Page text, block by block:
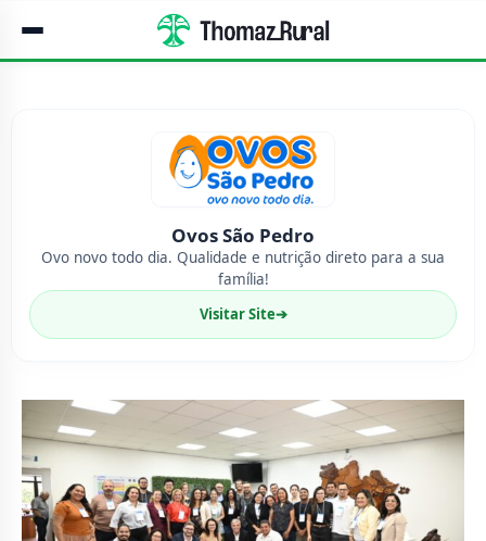
Ovos São Pedro
Ovo novo todo dia. Qualidade e nutrição direto para a sua
família!
Visitar Site➔